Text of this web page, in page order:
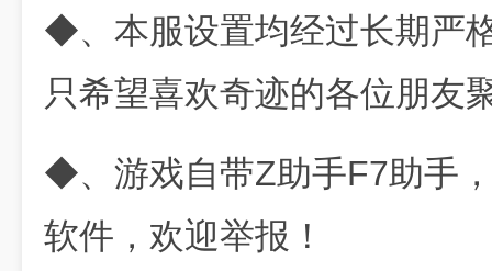
◆、本服设置均经过长期严
只希望喜欢奇迹的各位朋友
◆、游戏自带Z助手F7助手
软件，欢迎举报！